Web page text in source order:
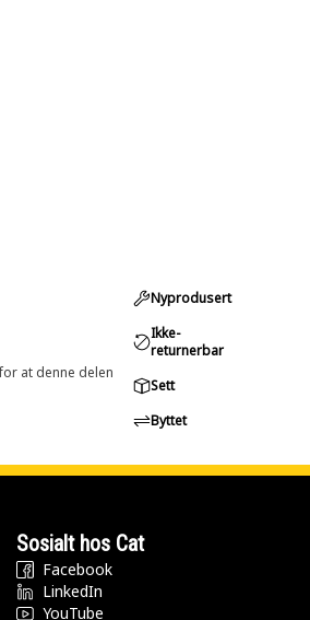
at denne delen
Nyprodusert
Ikke-
returnerbar
Sett
Byttet
Sosialt hos Cat
Facebook
LinkedIn
YouTube